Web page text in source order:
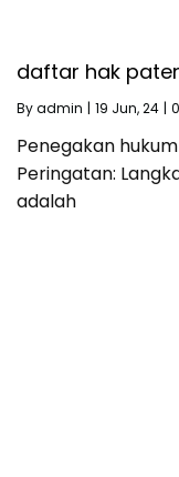
daftar hak
Byadmin | 19 Jun, 24 |
Penegakan
Peringatan:
adalah